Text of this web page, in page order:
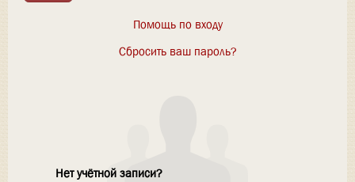
Помощь по входу
Сбросить ваш пароль?
Нет учётной записи?